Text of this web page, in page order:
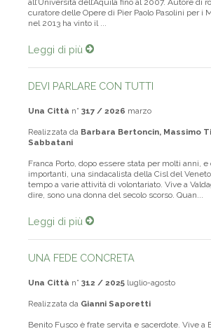
all’Università dell’Aquila fino al 2007. Autore di
curatore delle Opere di Pier Paolo Pasolini per i
nel 2013 ha vinto il ...
Leggi di più
DEVI PARLARE CON TUTTI
Una Città n° 317 / 2026 marzo
Realizzata da Barbara Bertoncin, Massimo
Sabbatani
Franca Porto, dopo essere stata per molti anni, e
importanti, una sindacalista della Cisl del
tempo a varie attività di volontariato. Vive a
dire, sono una donna del secolo scorso. Quan...
Leggi di più
UNA FEDE CONCRETA
Una Città n° 312 / 2025 luglio-agosto
Realizzata da Gianni Saporetti
Benito Fusco è frate servita e sacerdote. Vive a